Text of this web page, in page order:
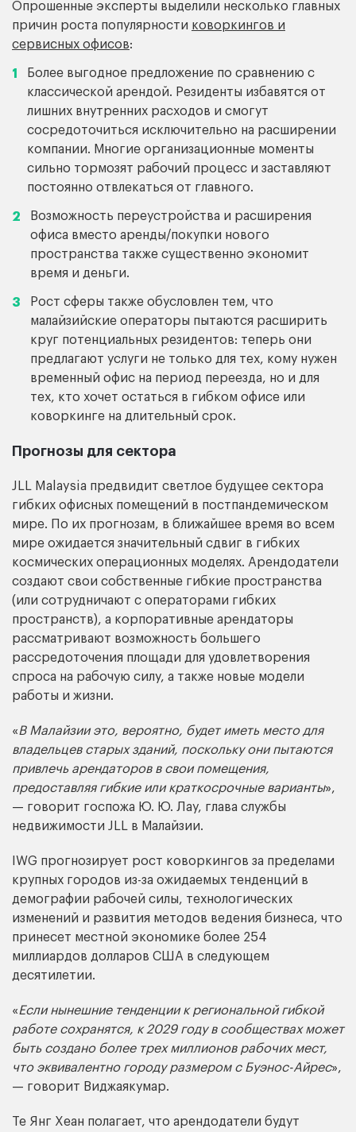
Опрошенные эксперты выделили несколько главных
причин роста популярности коворкингов и
сервисных офисов:
Более выгодное предложение по сравнению с
классической арендой. Резиденты избавятся от
лишних внутренних расходов и смогут
сосредоточиться исключительно на расширении
компании. Многие организационные моменты
сильно тормозят рабочий процесс и заставляют
постоянно отвлекаться от главного.
Возможность переустройства и расширения
офиса вместо аренды/покупки нового
пространства также существенно экономит
время и деньги.
Рост сферы также обусловлен тем, что
малайзийские операторы пытаются расширить
круг потенциальных резидентов: теперь они
предлагают услуги не только для тех, кому нужен
временный офис на период переезда, но и для
тех, кто хочет остаться в гибком офисе или
коворкинге на длительный срок.
Прогнозы для сектора
JLL Malaysia предвидит светлое будущее сектора
гибких офисных помещений в постпандемическом
мире. По их прогнозам, в ближайшее время во всем
мире ожидается значительный сдвиг в гибких
космических операционных моделях. Арендодатели
создают свои собственные гибкие пространства
(или сотрудничают с операторами гибких
пространств), а корпоративные арендаторы
рассматривают возможность большего
рассредоточения площади для удовлетворения
спроса на рабочую силу, а также новые модели
работы и жизни.
«В Малайзии это, вероятно, будет иметь место для
владельцев старых зданий, поскольку они пытаются
привлечь арендаторов в свои помещения,
предоставляя гибкие или краткосрочные варианты»,
— говорит госпожа Ю. Ю. Лау, глава службы
недвижимости JLL в Малайзии.
IWG прогнозирует рост коворкингов за пределами
крупных городов из-за ожидаемых тенденций в
демографии рабочей силы, технологических
изменений и развития методов ведения бизнеса, что
принесет местной экономике более 254
миллиардов долларов США в следующем
десятилетии.
«Если нынешние тенденции к региональной гибкой
работе сохранятся, к 2029 году в сообществах может
быть создано более трех миллионов рабочих мест,
что эквивалентно городу размером с Буэнос-Айрес»,
— говорит Виджаякумар.
Те Янг Хеан полагает, что арендодатели будут